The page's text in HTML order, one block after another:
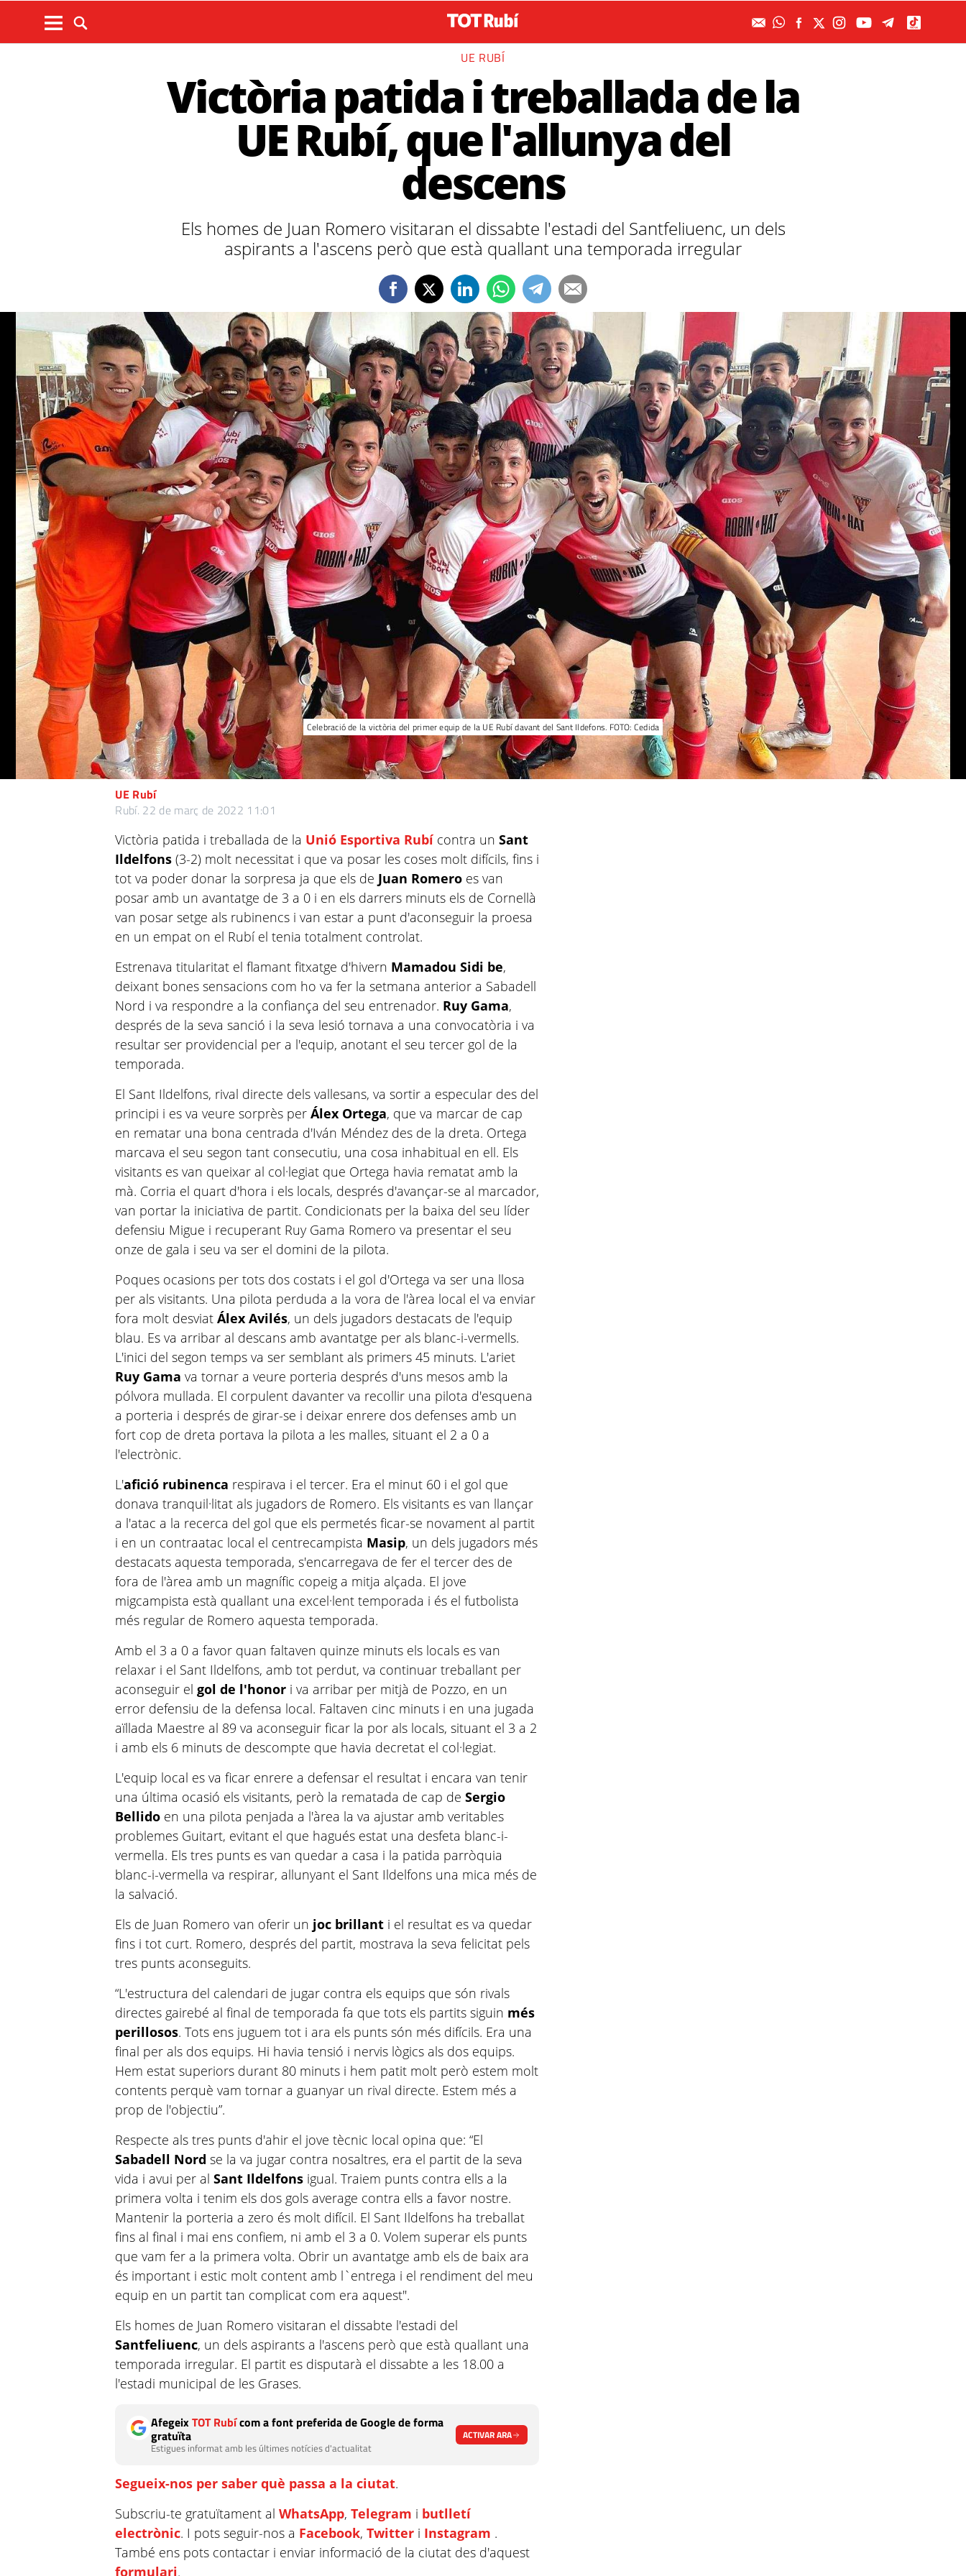
UE RUBÍ
Victòria patida i treballada de la
UE Rubí, que l'allunya del
descens
Els homes de Juan Romero visitaran el dissabte l'estadi del Santfeliuenc, un dels
aspirants a l'ascens però que està quallant una temporada irregular
Celebració de la victòria del primer equip de la UE Rubí davant del Sant Ildefons. FOTO: Cedida
UE Rubí
Rubí. 22 de març de 2022 11:01
Victòria patida i treballada de la Unió Esportiva Rubícontra unSant
Ildelfons(3-2) molt necessitat i que va posar les coses molt difícils, fins i
tot va poder donar la sorpresa ja que els de Juan Romero es van
posar amb un avantatge de 3 a 0 i en els darrers minuts els de Cornellà
van posar setge als rubinencs i van estar a punt d'aconseguir la proesa
en un empat on el Rubí el tenia totalment controlat.
Estrenava titularitat el flamant fitxatge d'hivern Mamadou Sidi be,
deixant bones sensacions com ho va fer la setmana anterior a Sabadell
Nord i va respondre a la confiança del seu entrenador. Ruy Gama,
després de la seva sanció i la seva lesió tornava a una convocatòria i va
resultar ser providencial per a l'equip, anotant el seu tercer gol de la
temporada.
El Sant Ildelfons, rival directe dels vallesans, va sortir a especular des del
principi i es va veure sorprès per Álex Ortega, que va marcar de cap
en rematar una bona centrada d'Iván Méndez des de la dreta. Ortega
marcava el seu segon tant consecutiu, una cosa inhabitual en ell. Els
visitants es van queixar al col·legiat que Ortega havia rematat amb la
mà. Corria el quart d'hora i els locals, després d'avançar-se al marcador,
van portar la iniciativa de partit. Condicionats per la baixa del seu líder
defensiu Migue i recuperant Ruy Gama Romero va presentar el seu
onze de gala i seu va ser el domini de la pilota.
Poques ocasions per tots dos costats i el gol d'Ortega va ser una llosa
per als visitants. Una pilota perduda a la vora de l'àrea local el va enviar
fora molt desviatÁlex Avilés, un dels jugadors destacats de l'equip
blau. Es va arribar al descans amb avantatge per als blanc-i-vermells.
L'inici del segon temps va ser semblant als primers 45 minuts. L'ariet
Ruy Gama va tornar a veure porteria després d'uns mesos amb la
pólvora mullada. El corpulent davanter va recollir una pilota d'esquena
a porteria i després de girar-se i deixar enrere dos defenses amb un
fort cop de dreta portava la pilota a les malles, situant el 2 a 0 a
l'electrònic.
L'afició rubinenca respirava i el tercer. Era el minut 60 i el gol que
donava tranquil·litat als jugadors de Romero. Els visitants es van llançar
a l'atac a la recerca del gol que els permetés ficar-se novament al partit
i en un contraatac local el centrecampista Masip, un dels jugadors més
destacats aquesta temporada, s'encarregava de fer el tercer des de
fora de l'àrea amb un magnífic copeig a mitja alçada. El jove
migcampista està quallant una excel·lent temporada i és el futbolista
més regular de Romero aquesta temporada.
Amb el 3 a 0 a favor quan faltaven quinze minuts els locals es van
relaxar i el Sant Ildelfons, amb tot perdut, va continuar treballant per
aconseguir elgol de l'honor i va arribar per mitjà de Pozzo, en un
error defensiu de la defensa local. Faltaven cinc minuts i en una jugada
aïllada Maestre al 89 va aconseguir ficar la por als locals, situant el 3 a 2
i amb els 6 minuts de descompte que havia decretat el col·legiat.
L'equip local es va ficar enrere a defensar el resultat i encara van tenir
una última ocasió els visitants, però la rematada de cap deSergio
Bellido en una pilota penjada a l'àrea la va ajustar amb veritables
problemes Guitart, evitant el que hagués estat una desfeta blanc-i-
vermella. Els tres punts es van quedar a casa i la patida parròquia
blanc-i-vermella va respirar, allunyant el Sant Ildelfons una mica més de
la salvació.
Els de Juan Romero van oferir un joc brillant i el resultat es va quedar
fins i tot curt. Romero, després del partit, mostrava la seva felicitat pels
tres punts aconseguits.
“L'estructura del calendari de jugar contra els equips que són rivals
directes gairebé al final de temporada fa que tots els partits siguin més
perillosos. Tots ens juguem tot i ara els punts són més difícils. Era una
final per als dos equips. Hi havia tensió i nervis lògics als dos equips.
Hem estat superiors durant 80 minuts i hem patit molt però estem molt
contents perquè vam tornar a guanyar un rival directe. Estem més a
prop de l'objectiu”.
Respecte als tres punts d'ahir el jove tècnic local opina que: “El
Sabadell Nord se la va jugar contra nosaltres, era el partit de la seva
vida i avui per alSant Ildelfons igual. Traiem punts contra ells a la
primera volta i tenim els dos gols average contra ells a favor nostre.
Mantenir la porteria a zero és molt difícil. El Sant Ildelfons ha treballat
fins al final i mai ens confiem, ni amb el 3 a 0. Volem superar els punts
que vam fer a la primera volta. Obrir un avantatge amb els de baix ara
és important i estic molt content amb l`entrega i el rendiment del meu
equip en un partit tan complicat com era aquest".
Els homes de Juan Romero visitaran el dissabte l'estadi del
Santfeliuenc, un dels aspirants a l'ascens però que està quallant una
temporada irregular. El partit es disputarà el dissabte a les 18.00 a
l'estadi municipal de les Grases.
AfegeixTOT Rubícom a font preferida de Google de forma
gratuïta
Estigues informat amb les últimes notícies d'actualitat
ACTIVAR ARA
Segueix-nos per saber què passa a la ciutat.
Subscriu-te gratuïtament alWhatsApp,Telegram i butlletí
electrònic. I pots seguir-nos a Facebook,Twitter i Instagram .
També ens pots contactar i enviar informació de la ciutat des d'aquest
formulari.